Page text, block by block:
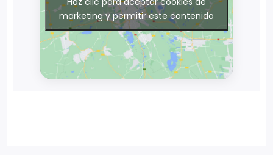
marketing y permitir este contenido